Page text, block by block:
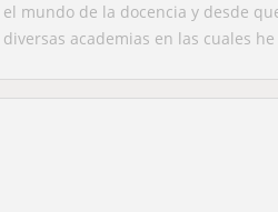
mundo de la docencia y desde
academias en las cuales he